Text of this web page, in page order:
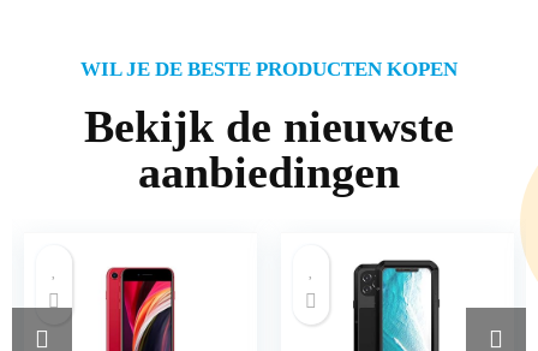
WIL JE DE BESTE PRODUCTEN KOPEN
Bekijk de nieuwste
aanbiedingen